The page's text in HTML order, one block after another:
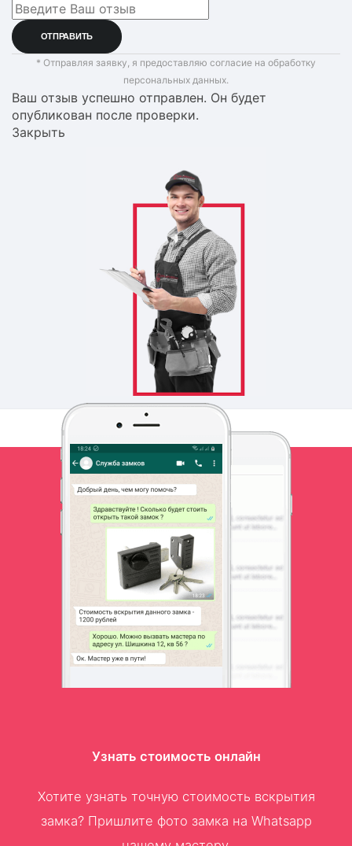
* Отправляя заявку, я предоставляю согласие на обработку
персональных данных.
Ваш отзыв успешно отправлен. Он будет
опубликован после проверки.
Закрыть
Узнать стоимость онлайн
Хотите узнать точную стоимость вскрытия
замка? Пришлите фото замка на Whatsapp